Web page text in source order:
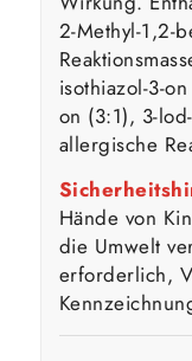
2-Methyl-1,2-
isothiazol-3-
on (3:1), 3-
allergische
Hände von
die Umwelt
erforderlich,